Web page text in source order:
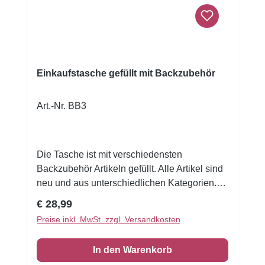
Einkaufstasche gefüllt mit Backzubehör
Art.-Nr. BB3
Die Tasche ist mit verschiedensten
Backzubehör Artikeln gefüllt. Alle Artikel sind
neu und aus unterschiedlichen Kategorien.
Gelfarben, essbare Zuckerdeko,
Backmischungen...und viele andere Artikel
enthalten sein. Pro Kunde und pro Einkauf ist
nur 1 Tasche möglich. Der Warenwert
Regulärer Preis:
€ 28,99
Preise inkl. MwSt. zzgl. Versandkosten
In den Warenkorb